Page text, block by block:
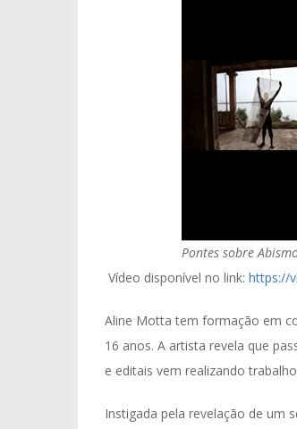
Pontes sobre
Vídeo disponível no link: https://
Aline Motta tem formação em
16 anos. A artista revela que
e editais vem realizando
Instigada pela revelação de um